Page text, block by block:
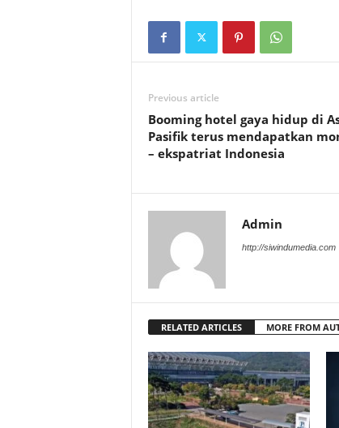
Previous article
Booming hotel gaya hidup di
Pasifik terus mendapatkan
– ekspatriat Indonesia
Admin
http://siwindumedia.com
RELATED ARTICLES MORE FROM